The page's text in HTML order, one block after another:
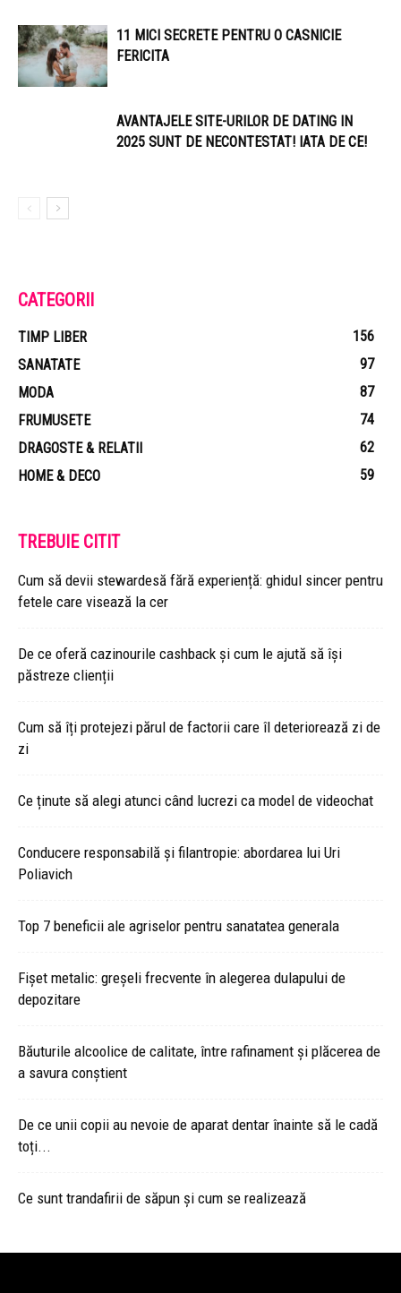
11 MICI SECRETE PENTRU O CASNICIE
FERICITA
AVANTAJELE SITE-URILOR DE DATING IN
2025 SUNT DE NECONTESTAT! IATA DE CE!
CATEGORII
TIMP LIBER
156
SANATATE
97
MODA
87
FRUMUSETE
74
DRAGOSTE & RELATII
62
HOME & DECO
59
TREBUIE CITIT
Cum să devii stewardesă fără experiență: ghidul sincer pentru
fetele care visează la cer
De ce oferă cazinourile cashback și cum le ajută să își
păstreze clienții
Cum să îți protejezi părul de factorii care îl deteriorează zi de
zi
Ce ținute să alegi atunci când lucrezi ca model de videochat
Conducere responsabilă și filantropie: abordarea lui Uri
Poliavich
Top 7 beneficii ale agriselor pentru sanatatea generala
Fișet metalic: greșeli frecvente în alegerea dulapului de
depozitare
Băuturile alcoolice de calitate, între rafinament și plăcerea de
a savura conștient
De ce unii copii au nevoie de aparat dentar înainte să le cadă
toți...
Ce sunt trandafirii de săpun și cum se realizează